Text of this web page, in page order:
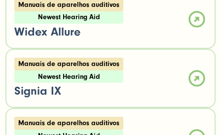
Manuais de aparelhos auditivos
Newest Hearing Aid
Widex Allure
Manuais de aparelhos auditivos
Newest Hearing Aid
Signia IX
Manuais de aparelhos auditivos